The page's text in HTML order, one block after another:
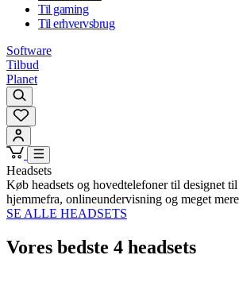
Til gaming
Til erhvervsbrug
Software
Tilbud
Planet
Headsets
Køb headsets og hovedtelefoner til designet
hjemmefra, onlineundervisning og meget
SE ALLE HEADSETS
Vores bedste 4 headsets